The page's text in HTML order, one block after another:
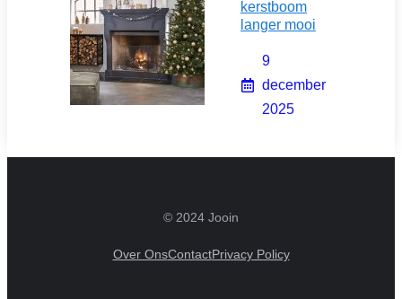
kerstboom
langer mooi
9
december
2025
© 2024 Jooin
Over OnsContactPrivacy Policy